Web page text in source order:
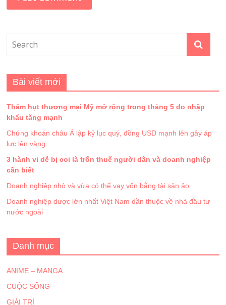
Bài viết mới
Thâm hụt thương mại Mỹ mở rộng trong tháng 5 do nhập
khẩu tăng mạnh
Chứng khoán châu Á lập kỷ lục quý, đồng USD mạnh lên gây áp
lực lên vàng
3 hành vi dễ bị coi là trốn thuế người dân và doanh nghiệp
cần biết
Doanh nghiệp nhỏ và vừa có thể vay vốn bằng tài sản ảo
Doanh nghiệp dược lớn nhất Việt Nam dần thuộc về nhà đầu tư
nước ngoài
Danh mục
ANIME – MANGA
CUỘC SỐNG
GIẢI TRÍ